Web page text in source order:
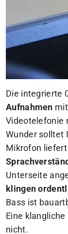
Die integrierte
Aufnahmen
Videotelefonie
Wunder solltet
Mikrofon liefert
Unterseite
klingen
Bass ist
Eine
nicht.